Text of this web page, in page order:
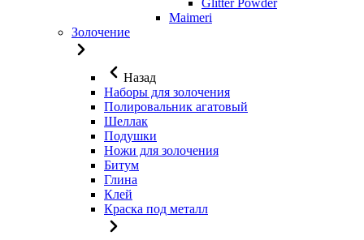
Glitter Powder
Maimeri
Золочение
Назад
Наборы для золочения
Полировальник агатовый
Шеллак
Подушки
Ножи для золочения
Битум
Глина
Клей
Краска под металл